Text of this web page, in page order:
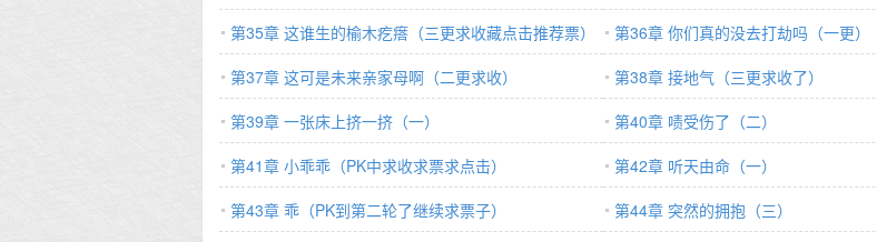
第35章 这谁生的榆木疙瘩（三更求收藏点击推荐票）
第36章 你们真的没去打劫吗（一更）
第37章 这可是未来亲家母啊（二更求收）
第38章 接地气（三更求收了）
第39章 一张床上挤一挤（一）
第40章 啧受伤了（二）
第41章 小乖乖（PK中求收求票求点击）
第42章 听天由命（一）
第43章 乖（PK到第二轮了继续求票子）
第44章 突然的拥抱（三）